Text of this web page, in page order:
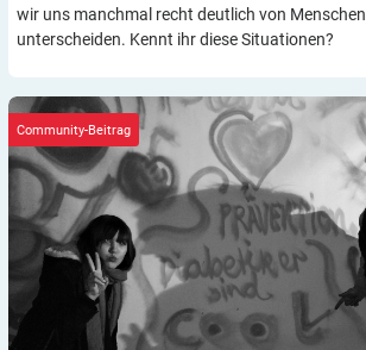
wir uns manchmal recht deutlich von
unterscheiden. Kennt ihr diese Situationen?
„Oma sagt, du darfst das nicht essen!“ –
blöde Vorurteile
Community-Beitrag